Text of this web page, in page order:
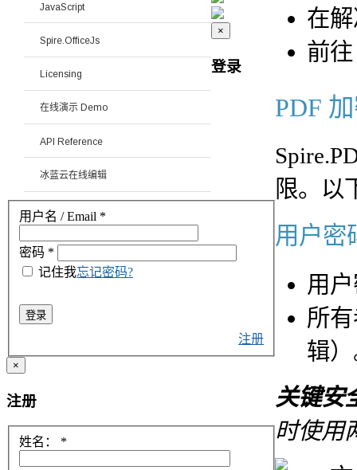
在
前
PDF
限。以
用户密
用
所
辑
关键安
时使用
JavaScript
Spire.OfficeJs
Licensing
在线演示 Demo
API Reference
冰蓝云在线编辑
×
登录
用户名 / Email *
密码 *
记住我忘记密码?
登录
注册
×
注册
姓名： *